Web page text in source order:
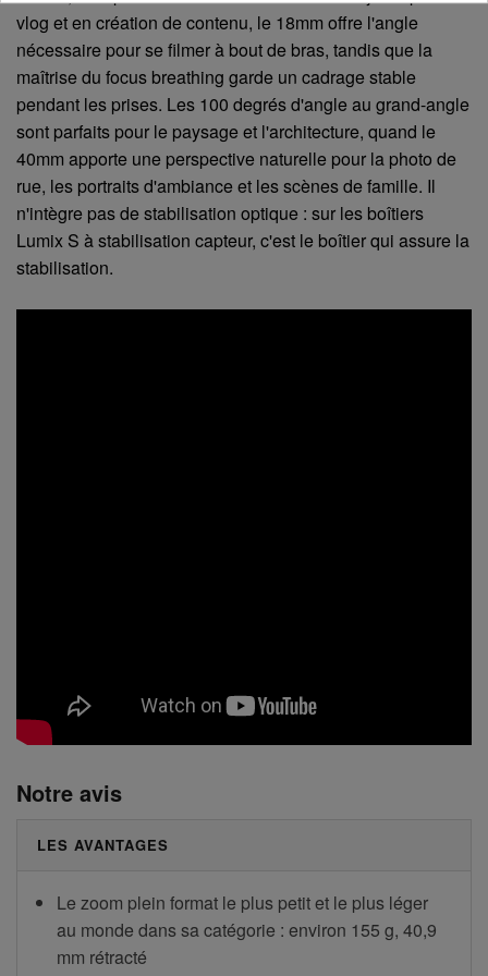
vlog et en création de contenu, le 18mm offre l'angle
nécessaire pour se filmer à bout de bras, tandis que la
maîtrise du focus breathing garde un cadrage stable
pendant les prises. Les 100 degrés d'angle au grand-angle
sont parfaits pour le paysage et l'architecture, quand le
40mm apporte une perspective naturelle pour la photo de
rue, les portraits d'ambiance et les scènes de famille. Il
n'intègre pas de stabilisation optique : sur les boîtiers
Lumix S à stabilisation capteur, c'est le boîtier qui assure la
stabilisation.
Notre avis
LES AVANTAGES
Le zoom plein format le plus petit et le plus léger
au monde dans sa catégorie : environ 155 g, 40,9
mm rétracté